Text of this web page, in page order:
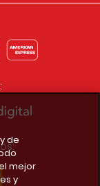
de
mejor
y